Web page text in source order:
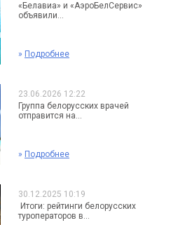
«Белавиа» и «АэроБелСервис»
объявили...
» Подробнее
23.06.2026 12:22
Группа белорусских врачей
отправится на...
» Подробнее
30.12.2025 10:19
Итоги: рейтинги белорусских
туроператоров в...